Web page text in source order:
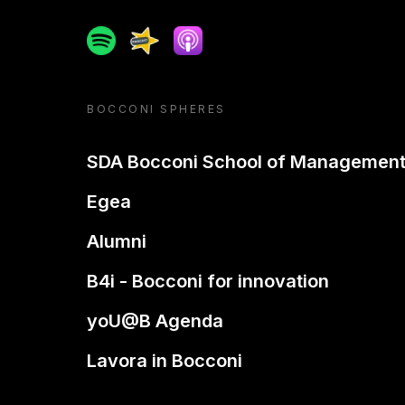
SpotifySpreakerApple podcast
BOCCONI SPHERES
SDA Bocconi School of Management
Egea
Alumni
B4i - Bocconi for innovation
yoU@B Agenda
Lavora in Bocconi